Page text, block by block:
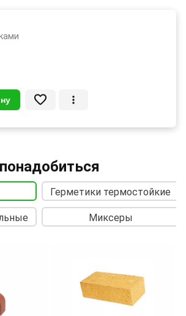
Герметики термостойкие
Миксеры